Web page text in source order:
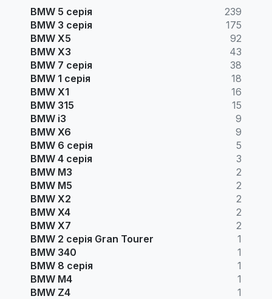
BMW 5 серія
239
BMW 3 серія
175
BMW X5
92
BMW X3
43
BMW 7 серія
38
BMW 1 серія
18
BMW X1
16
BMW 315
15
BMW i3
9
BMW X6
9
BMW 6 серія
5
BMW 4 серія
3
BMW M3
2
BMW M5
2
BMW X2
2
BMW X4
2
BMW X7
2
BMW 2 серія Gran Tourer
1
BMW 340
1
BMW 8 серія
1
BMW M4
1
BMW Z4
1